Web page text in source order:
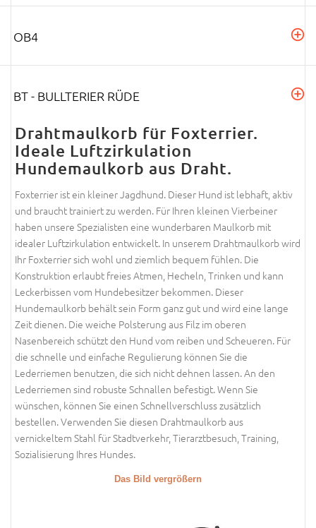
OB4
BT - BULLTERIER RÜDE
Drahtmaulkorb für Foxterrier.
Ideale Luftzirkulation
Hundemaulkorb aus Draht.
Foxterrier ist ein kleiner Jagdhund. Dieser Hund ist lebhaft, aktiv
und braucht trainiert zu werden. Für Ihren kleinen Vierbeiner
haben unsere Spezialisten eine wunderbaren Maulkorb mit
idealer Luftzirkulation entwickelt. In unserem Drahtmaulkorb wird
Ihr Foxterrier sich wohl und ziemlich bequem fühlen. Die
Konstruktion erlaubt freies Atmen, Hecheln, Trinken und kann
Leckerbissen vom Hundebesitzer bekommen. Dieser
Hundemaulkorb behält sein Form ganz gut und wird eine lange
Zeit dienen. Die weiche Polsterung aus Filz im oberen
Nasenbereich schützt den Hund vom reiben und Scheueren. Für
die schnelle und einfache Regulierung können Sie die
Lederriemen benutzen, die sich nicht dehnen lassen. An den
Lederriemen sind robuste Schnallen befestigt. Wenn Sie
wünschen, können Sie einen Schnellverschluss zusätzlich
bestellen. Verwenden Sie diesen Drahtmaulkorb aus
vernickeltem Stahl für Stadtverkehr, Tierarztbesuch, Training,
Sozialisierung Ihres Hundes.
Das Bild vergrößern